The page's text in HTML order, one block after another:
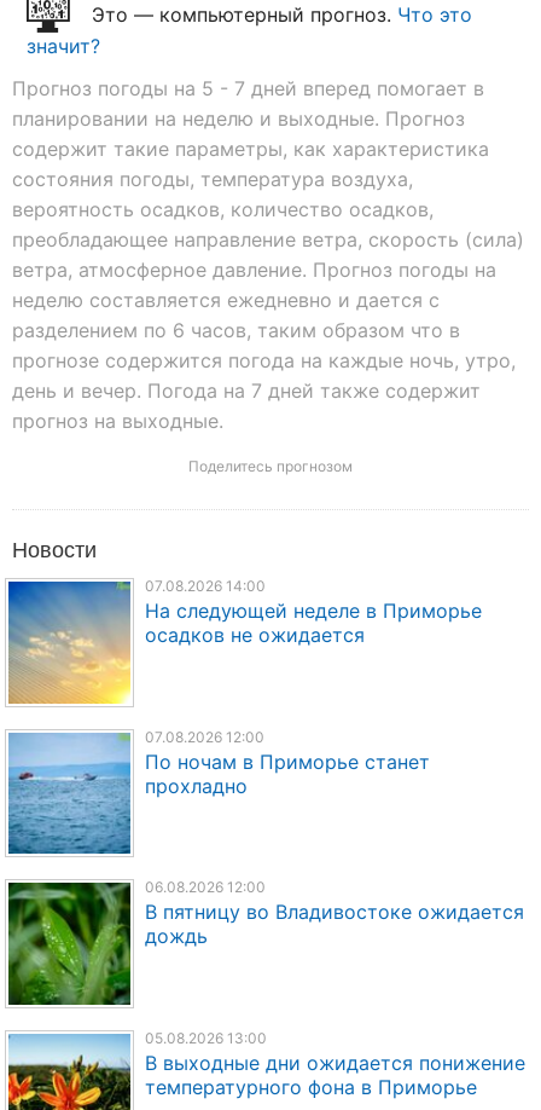
Это — компьютерный прогноз. Что это
значит?
Прогноз погоды на 5 - 7 дней вперед помогает в
планировании на неделю и выходные. Прогноз
содержит такие параметры, как характеристика
состояния погоды, температура воздуха,
вероятность осадков, количество осадков,
преобладающее направление ветра, скорость (сила)
ветра, атмосферное давление. Прогноз погоды на
неделю составляется ежедневно и дается с
разделением по 6 часов, таким образом что в
прогнозе содержится погода на каждые ночь, утро,
день и вечер. Погода на 7 дней также содержит
прогноз на выходные.
Поделитесь прогнозом
Новости
07.08.2026 14:00
На следующей неделе в Приморье
осадков не ожидается
07.08.2026 12:00
По ночам в Приморье станет
прохладно
06.08.2026 12:00
В пятницу во Владивостоке ожидается
дождь
05.08.2026 13:00
В выходные дни ожидается понижение
температурного фона в Приморье